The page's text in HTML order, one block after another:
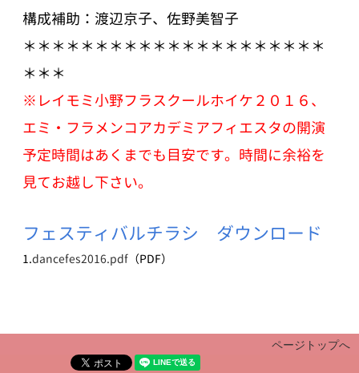
構成補助：渡辺京子、佐野美智子
＊＊＊＊＊＊＊＊＊＊＊＊＊＊＊＊＊＊＊＊＊
＊＊＊
※レイモミ小野フラスクールホイケ２０１６、
エミ・フラメンコアカデミアフィエスタの開演
予定時間はあくまでも目安です。時間に余裕を
見てお越し下さい。
フェスティバルチラシ ダウンロード
1.dancefes2016.pdf （PDF）
ページトップへ